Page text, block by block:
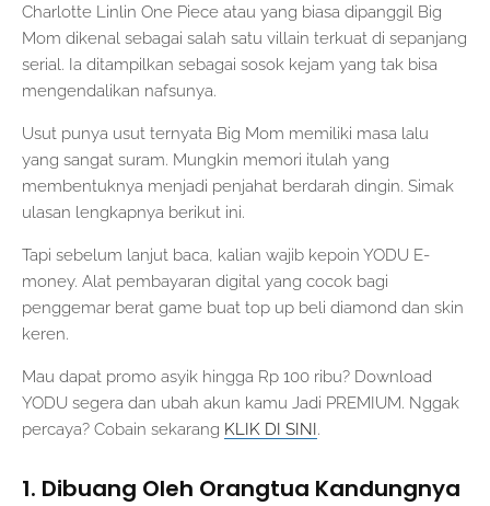
Charlotte Linlin One Piece atau yang biasa dipanggil Big
Mom dikenal sebagai salah satu villain terkuat di sepanjang
serial. Ia ditampilkan sebagai sosok kejam yang tak bisa
mengendalikan nafsunya.
Usut punya usut ternyata Big Mom memiliki masa lalu
yang sangat suram. Mungkin memori itulah yang
membentuknya menjadi penjahat berdarah dingin. Simak
ulasan lengkapnya berikut ini.
Tapi sebelum lanjut baca, kalian wajib kepoin YODU E-
money. Alat pembayaran digital yang cocok bagi
penggemar berat game buat top up beli diamond dan skin
keren.
Mau dapat promo asyik hingga Rp 100 ribu? Download
YODU segera dan ubah akun kamu Jadi PREMIUM. Nggak
percaya? Cobain sekarang KLIK DI SINI .
1. Dibuang Oleh Orangtua Kandungnya